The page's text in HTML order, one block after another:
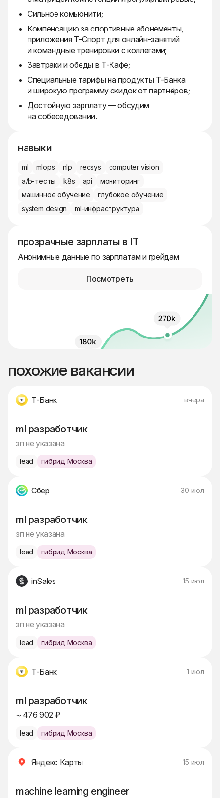
Сильное комьюнити;
Компенсацию за спортивные абонементы,
приложения Т-Спорт для онлайн-занятий
и командные тренировки с коллегами;
Завтраки и обеды в Т-Кафе;
Специальные тарифы на продукты Т-Банка
и широкую программу скидок от партнёров;
Достойную зарплату — обсудим
на собеседовании.
навыки
ml mlops nlp recsys
computer vision
a/b-тесты
k8s api
мониторинг
машинное обучение
глубокое обучение
system design
ml-инфраструктура
прозрачные зарплаты в IT
Анонимные данные по зарплатам и грейдам
Посмотреть
похожие вакансии
Т-Банк вчера
ml разработчик
зп не указана
lead гибрид Москва
Сбер 30 июл
ml разработчик
зп не указана
lead гибрид Москва
inSales 15 июл
ml разработчик
зп не указана
lead гибрид Москва
Т-Банк 1 июл
ml разработчик
~ 476 902 ₽
lead гибрид Москва
Яндекс Карты 15 июл
machine learning engineer